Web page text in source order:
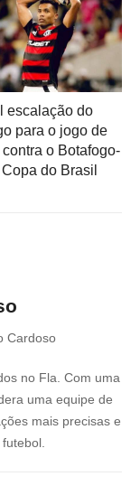
escalação do
para o jogo de
o Botafogo-
do Brasil
Cardoso
no Fla. Com uma
uma equipe de
mais precisas e